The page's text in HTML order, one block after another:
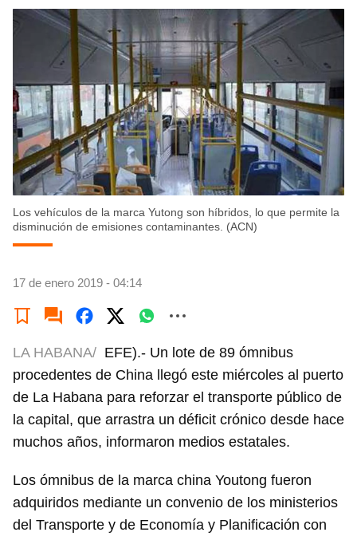
Los vehículos de la marca Yutong son híbridos, lo que permite la
disminución de emisiones contaminantes. (ACN)
17 de enero 2019 - 04:14
LA HABANA/ EFE).- Un lote de 89 ómnibus
procedentes de China llegó este miércoles al puerto
de La Habana para reforzar el transporte público de
la capital, que arrastra un déficit crónico desde hace
muchos años, informaron medios estatales.
Los ómnibus de la marca china Youtong fueron
adquiridos mediante un convenio de los ministerios
del Transporte y de Economía y Planificación con